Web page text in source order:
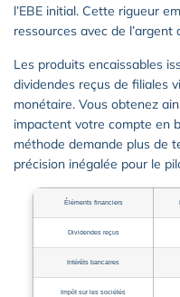
l’EBE initial. Cette rigueur
ressources avec de
Les produits encaissables
dividendes reçus de filiales
monétaire. Vous obtenez
impactent votre compte en
méthode demande plus de
précision inégalée pour le
Éléments financiers
Dividendes reçus
Intérêts bancaires
Impôt sur les sociétés